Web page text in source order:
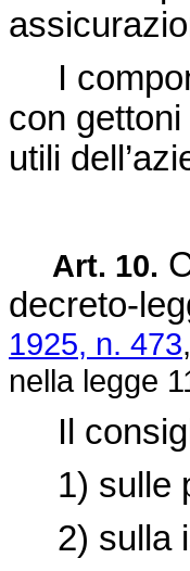
I
con
utili
Art. 10.
decreto-
1925, n. 473
nella legge
Il
1) sulle
2) sulla